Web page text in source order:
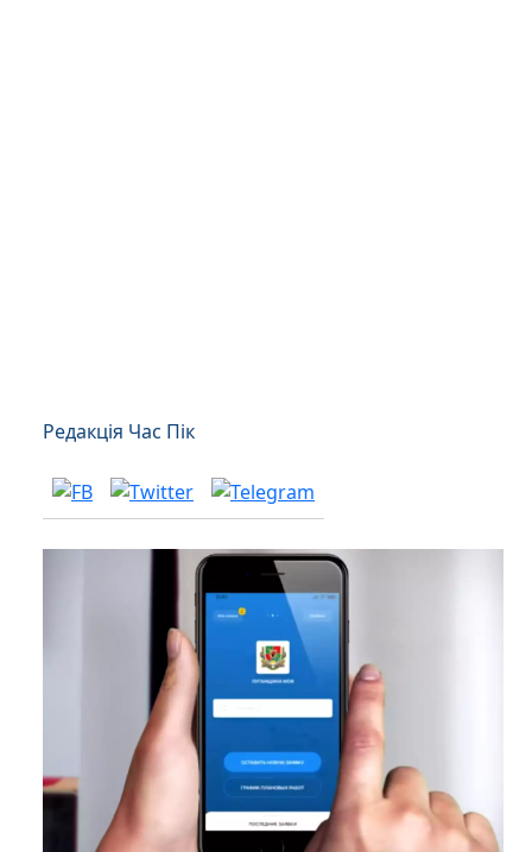
Редакція Час Пік